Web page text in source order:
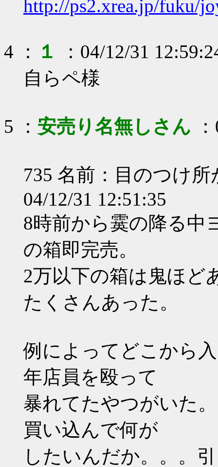
http://ps2.xrea.jp/fuku/
4 ： １
：04/12/31
自らペ様
5 ： 安売り名無しさん
735 名前：目のつけ
04/12/31 12:51:35
8時前から霙の降る中
の箱即完売。
2万以下の箱は鬼ほど
たくさんあった。
例によってどこから
年店員を殴って
暴れてたやつがいた
買い込んで何が
したいんだか。。。